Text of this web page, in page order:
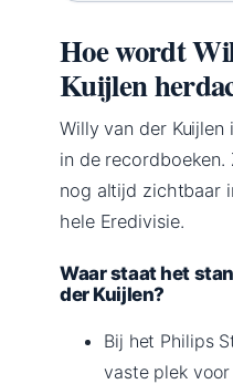
Hoe wordt
Kuijlen
Willy van der Kuijlen
in de recordboeken.
nog altijd zichtbaar
hele Eredivisie.
Waar staat het
der Kuijlen?
Bij het Philips
vaste plek